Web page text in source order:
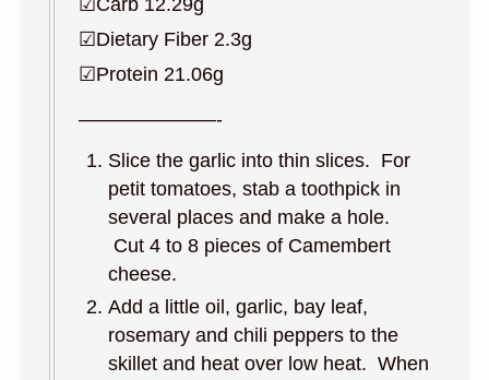
☑︎Dietary Fiber 2.3g
☑︎Protein 21.06g
———————-
Slice the garlic into thin slices. For
petit tomatoes, stab a toothpick in
several places and make a hole.
Cut 4 to 8 pieces of Camembert
cheese.
Add a little oil, garlic, bay leaf,
rosemary and chili peppers to the
skillet and heat over low heat. When